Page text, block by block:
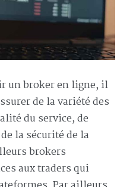
un broker en ligne, il
de la variété des
du service, de
la sécurité de la
brokers
aux traders qui